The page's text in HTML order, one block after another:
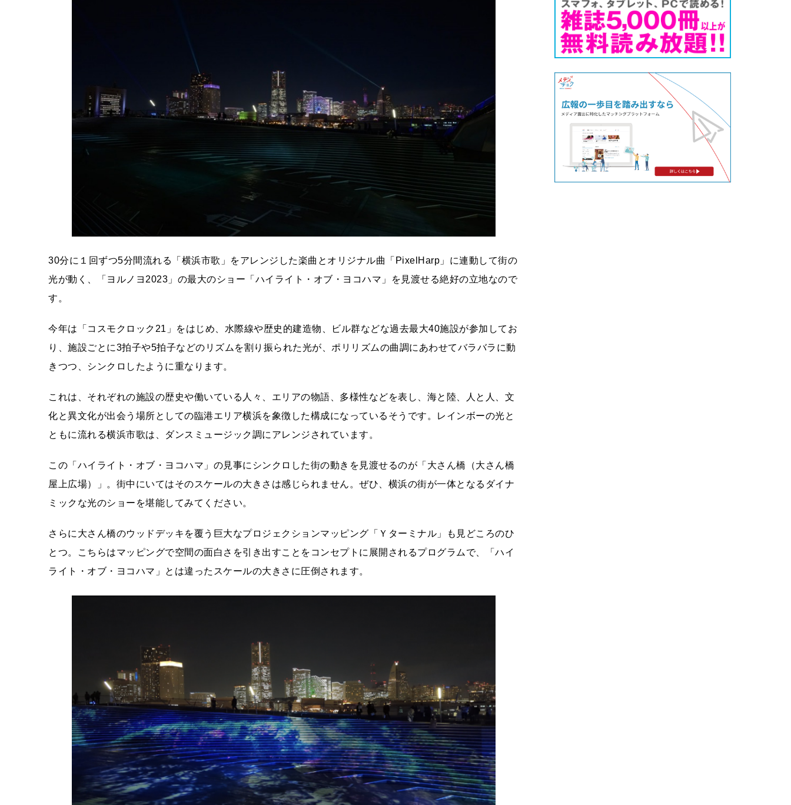
30分に１回ずつ5分間流れる「横浜市歌」をアレンジした楽曲とオリジナル曲「PixelHarp」に連動して街の
光が動く、「ヨルノヨ2023」の最大のショー「ハイライト・オブ・ヨコハマ」を見渡せる絶好の立地なので
す。
今年は「コスモクロック21」をはじめ、水際線や歴史的建造物、ビル群などな過去最⼤40施設が参加してお
り、施設ごとに3拍子や5拍子などのリズムを割り振られた光が、ポリリズムの曲調にあわせてバラバラに動
きつつ、シンクロしたように重なります。
これは、それぞれの施設の歴史や働いている人々、エリアの物語、多様性などを表し、海と陸、人と人、文
化と異文化が出会う場所としての臨港エリア横浜を象徴した構成になっているそうです。レインボーの光と
ともに流れる横浜市歌は、ダンスミュージック調にアレンジされています。
この「ハイライト・オブ・ヨコハマ」の見事にシンクロした街の動きを見渡せるのが「大さん橋（大さん橋
屋上広場）」。街中にいてはそのスケールの大きさは感じられません。ぜひ、横浜の街が一体となるダイナ
ミックな光のショーを堪能してみてください。
さらに大さん橋のウッドデッキを覆う巨大なプロジェクションマッピング「Ｙターミナル」も見どころのひ
とつ。こちらはマッピングで空間の面白さを引き出すことをコンセプトに展開されるプログラムで、「ハイ
ライト・オブ・ヨコハマ」とは違ったスケールの大きさに圧倒されます。